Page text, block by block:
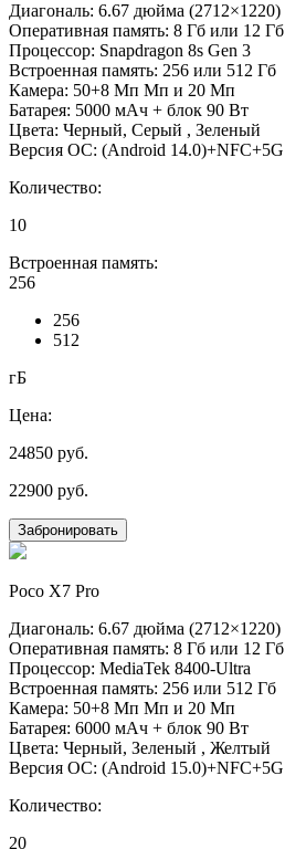
Диагональ: 6.67 дюйма (2712×1220)
Оперативная память: 8 Гб или 12 Гб
Процессор: Snapdragon 8s Gen 3
Встроенная память: 256 или 512 Гб
Камера: 50+8 Мп Мп и 20 Мп
Батарея: 5000 мАч + блок 90 Вт
Цвета: Черный, Серый , Зеленый
Версия ОС: (Android 14.0)+NFC+5G
Количество:
10
Встроенная память:
256
256
512
гБ
Цена:
24850 руб.
22900 руб.
Забронировать
Poco X7 Pro
Диагональ: 6.67 дюйма (2712×1220)
Оперативная память: 8 Гб или 12 Гб
Процессор: MediaTek 8400-Ultra
Встроенная память: 256 или 512 Гб
Камера: 50+8 Мп Мп и 20 Мп
Батарея: 6000 мАч + блок 90 Вт
Цвета: Черный, Зеленый , Желтый
Версия ОС: (Android 15.0)+NFC+5G
Количество:
20